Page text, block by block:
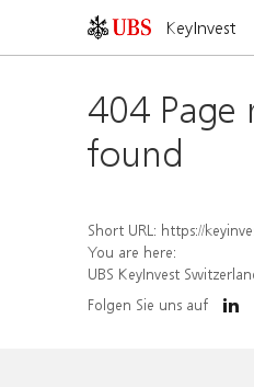
KeyInvest
404 Page
found
Short URL: https://keyinvest-
You are here:
UBS KeyInvest
Folgen Sie uns auf